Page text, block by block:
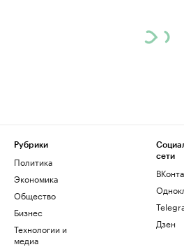
Рубрики
Политика
Экономика
Общество
Бизнес
Технологии и
медиа
сети
Дзен